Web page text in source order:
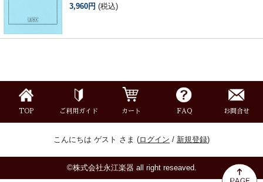
3,960円 (税込)
TOP ご利用ガイド カート FAQ お問合せ
こんにちは ゲスト さま (ログイン / 新規登録)
©株式会社永江楽器 all right reseaved.